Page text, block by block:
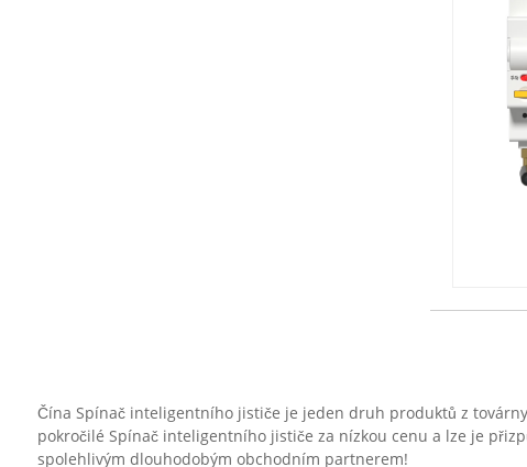
Čína Spínač inteligentního jističe je jeden druh produktů z
pokročilé Spínač inteligentního jističe za nízkou cenu a lze je
spolehlivým dlouhodobým obchodním partnerem!